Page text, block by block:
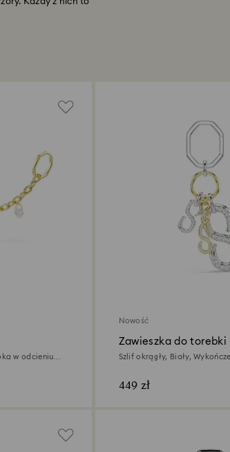
w odcieniu
Nowość
Zawieszka do torebki
Szlif okrągły, Biały,
449 zł